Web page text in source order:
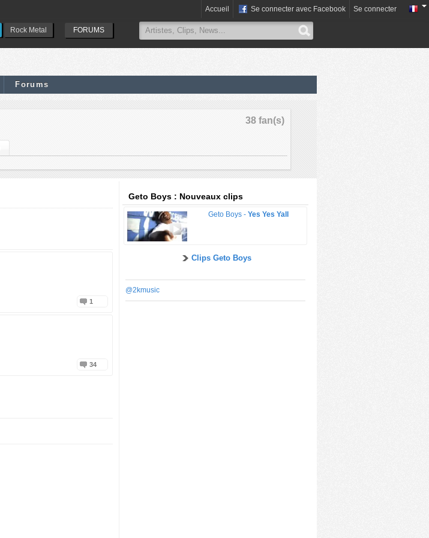
Rock Metal FORUMS
Accueil Se connecter avec Facebook Se connecter
Forums
38 fan(s)
1
34
Geto Boys : Nouveaux clips
Geto Boys - Yes Yes Yall
Clips Geto Boys
@2kmusic